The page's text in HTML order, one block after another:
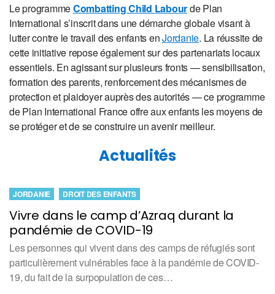
Le programmeCombatting Child Labourde Plan
International s’inscrit dans une démarche globale visant à
lutter contre le travail des enfants enJordanie. La réussite de
cette initiative repose également sur des partenariats locaux
essentiels. En agissant sur plusieurs fronts — sensibilisation,
formation des parents, renforcement des mécanismes de
protection et plaidoyer auprès des autorités — ce programme
de Plan International France offre aux enfants les moyens de
se protéger et de se construire un avenir meilleur.
Actualités
Vivre dans le camp d’Azraq durant la
pandémie de COVID-19
JORDANIE DROIT DES ENFANTS
Les personnes qui vivent dans des camps de réfugiés sont
particulièrement vulnérables face à la pandémie de COVID-
19, du fait de la surpopulation de ces…